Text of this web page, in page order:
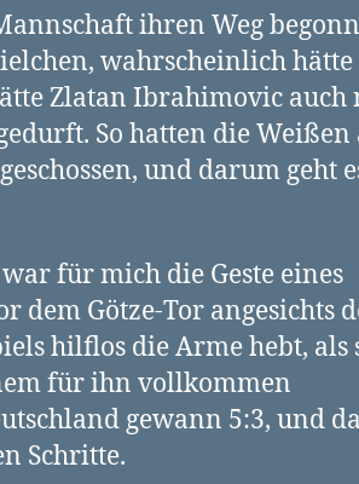
ihren Weg
wahrscheinlich hätte
Zlatan Ibrahimovic auch
So hatten die Weißen
und darum geht
für mich die Geste eines
dem Götze-Tor angesichts
hilflos die Arme hebt, als
für ihn vollkommen
gewann 5:3, und
Schritte.